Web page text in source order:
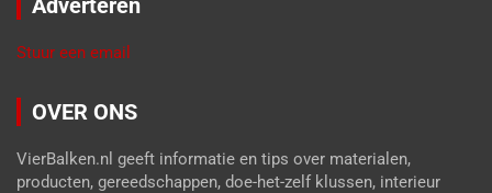
Adverteren
Stuur een email
OVER ONS
VierBalken.nl geeft informatie en tips over materialen,
producten, gereedschappen, doe-het-zelf klussen, interieur